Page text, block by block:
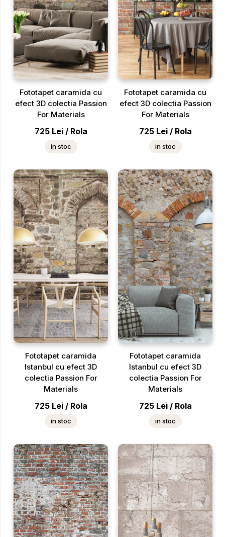
Fototapet caramida cu
efect 3D colectia Passion
For Materials
725 Lei / Rola
in stoc
Fototapet caramida cu
efect 3D colectia Passion
For Materials
725 Lei / Rola
in stoc
Fototapet caramida
Istanbul cu efect 3D
colectia Passion For
Materials
725 Lei / Rola
in stoc
Fototapet caramida
Istanbul cu efect 3D
colectia Passion For
Materials
725 Lei / Rola
in stoc